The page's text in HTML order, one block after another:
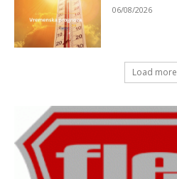
06/08/2026
Load more